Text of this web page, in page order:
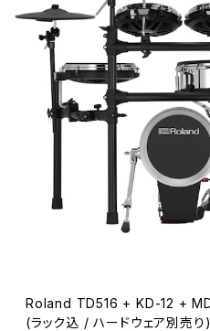
Roland TD516 + KD-12 + MDS-STD3 | V-Drums Set
(ラック込 / ハードウェア別売り)